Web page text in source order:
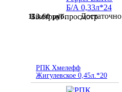
Быстрый просмотр
113.60 руб. Достаточно
РПК Хмелефф
Жигулевское 0,45л.*20